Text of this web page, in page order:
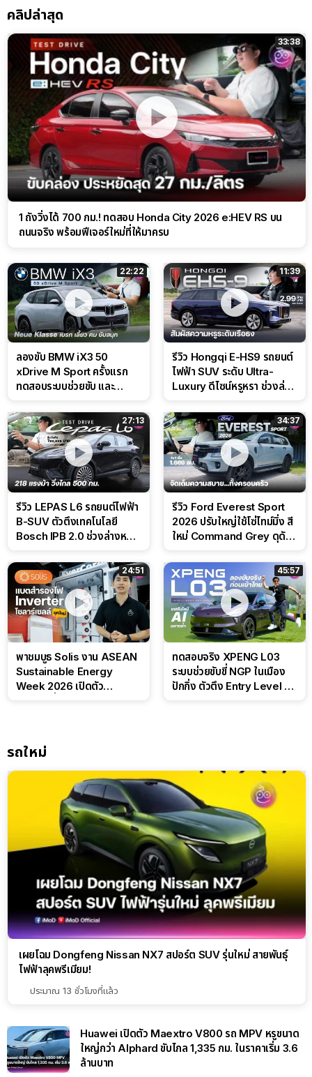
คลิปล่าสุด
33:38
1 ถังวิ่งได้ 700 กม.! ทดสอบ Honda City 2026 e:HEV RS บน
ถนนจริง พร้อมฟีเจอร์ใหม่ที่ให้มาครบ
22:22
ลองขับ BMW iX3 50
xDrive M Sport ครั้งแรก
ทดสอบระบบช่วยขับ และ
สนาม
11:39
รีวิว Hongqi E-HS9 รถยนต์
ไฟฟ้า SUV ระดับ Ultra-
Luxury ดีไซน์หรูหรา ช่วงล่าง
27:13
รีวิว LEPAS L6 รถยนต์ไฟฟ้า
B-SUV ตัวตึงเทคโนโลยี
Bosch IPB 2.0 ช่วงล่างหนึบ
34:37
รีวิว Ford Everest Sport
2026 ปรับใหญ่ใช้โซ่ไทม์มิ่ง สี
ใหม่ Command Grey ดุดัน
24:51
พาชมบูธ Solis งาน ASEAN
Sustainable Energy
Week 2026 เปิดตัว
45:57
ทดสอบจริง XPENG L03
ระบบช่วยขับขี่ NGP ในเมือง
ปักกิ่ง ตัวตึง Entry Level ที่
รถใหม่
เผยโฉม Dongfeng Nissan NX7 สปอร์ต SUV รุ่นใหม่ สายพันธุ์
ไฟฟ้าลุคพรีเมียม!
ประมาณ 13 ชั่วโมงที่แล้ว
Huawei เปิดตัว Maextro V800 รถ MPV หรูขนาด
ใหญ่กว่า Alphard ขับไกล 1,335 กม. ในราคาเริ่ม 3.6
ล้านบาท